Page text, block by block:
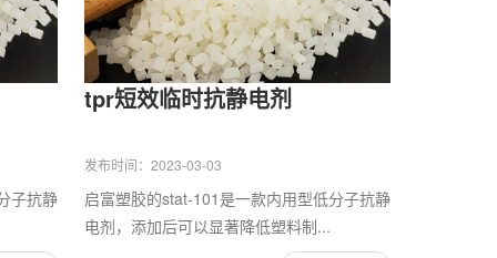
子抗静
tpr短效临时抗静电剂
发布时间：2023-03-03
启富塑胶的stat-101是一款内用型低分子抗静
电剂，添加后可以显著降低塑料制...